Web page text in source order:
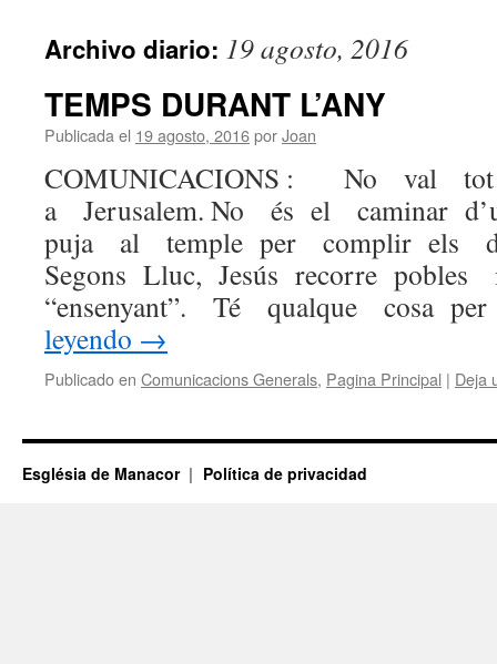
Archivo diario: 19 agosto, 2016
TEMPS DURANT L’ANY
Publicada el 19 agosto, 2016porJoan
COMUNICACIONS : No val
a Jerusalem. No és el caminar
puja al temple per complir els
Segons Lluc, Jesús recorre
“ensenyant”. Té qualque cosa
leyendo →
Publicado en Comunicacions Generals, Pagina Principal | Deja
Església de Manacor Política de privacidad